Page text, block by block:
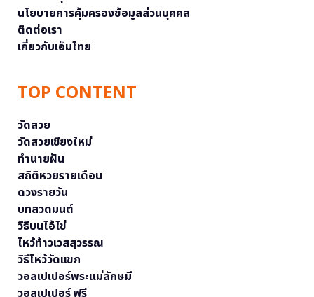
นโยบายการคุ้มครองข้อมูลส่วนบุคคล
ติดต่อเรา
เกี่ยวกับเอ็มไทย
TOP CONTENT
วัดสวย
วัดสวยเชียงใหม่
ทำนายฝัน
สถิติหวยรายเดือน
ดวงรายวัน
บทสวดมนต์
วิธีบนไอ้ไข่
ไหว้ท้าวเวสสุวรรณ
วิธีไหว้วัดแขก
วอลเปเปอร์พระแม่ลักษมี
วอลเปเปอร์ ฟรี